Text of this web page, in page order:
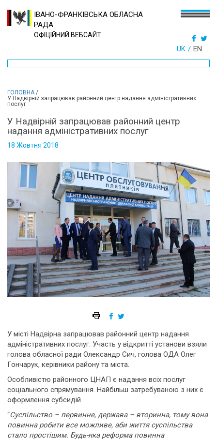
ІВАНО-ФРАНКІВСЬКА ОБЛАСНА
РАДА
ОФІЦІЙНИЙ ВЕБСАЙТ
UK EN
ГОЛОВНА/
У Надвірній запрацював районний центр надання адміністративних
послуг
У Надвірній запрацював районний центр
надання адміністративних послуг
18 Жовтня 2018
У місті Надвірна запрацював районний центр надання
адміністративних послуг. Участь у відкритті установи взяли
голова обласної ради Олександр Сич, голова ОДА Олег
Гончарук, керівники району та міста.
Особливістю районного ЦНАП є надання всіх послуг
соціального спрямування. Найбільш затребуваною з них є
оформлення субсидій.
“Суспільство – первинне, держава – вторинна, тому вона
повинна робити все можливе, аби життя суспільства
стало простішим. Будь-яка реформа повинна